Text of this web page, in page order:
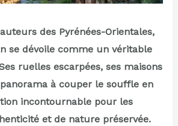
des Pyrénées-Orientales,
se dévoile comme un véritable
ruelles escarpées, ses maisons
à couper le souffle en
incontournable pour les
et de nature préservée.